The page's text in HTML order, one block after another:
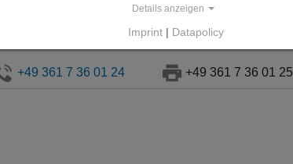
+49 361 7 36 01 24 +49 361 7 36 01 25
Details anzeigen
Imprint | Datapolicy